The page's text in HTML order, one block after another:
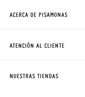
ACERCA DE PISAMONAS
CÓMO COMPRAR
ATENCIÓN AL CLIENTE
NUESTRAS TIENDAS